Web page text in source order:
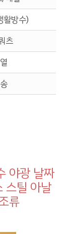
활방수)
츠
야광 날짜
스틸 아날
류